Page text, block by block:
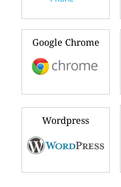
Google Chrome
Wordpress